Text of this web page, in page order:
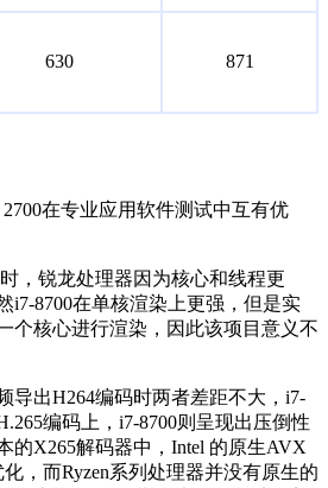
630 871
在专业应用软件测试中互有优
，锐龙处理器因为核心和线程更
i7-8700在单核渲染上更强，但是实
个核心进行渲染，因此该项目意义不
导出H264编码时两者差距不大，i7-
编码上，i7-8700则呈现出压倒性
的X265解码器中，Intel 的原生AVX
，而Ryzen系列处理器并没有原生的